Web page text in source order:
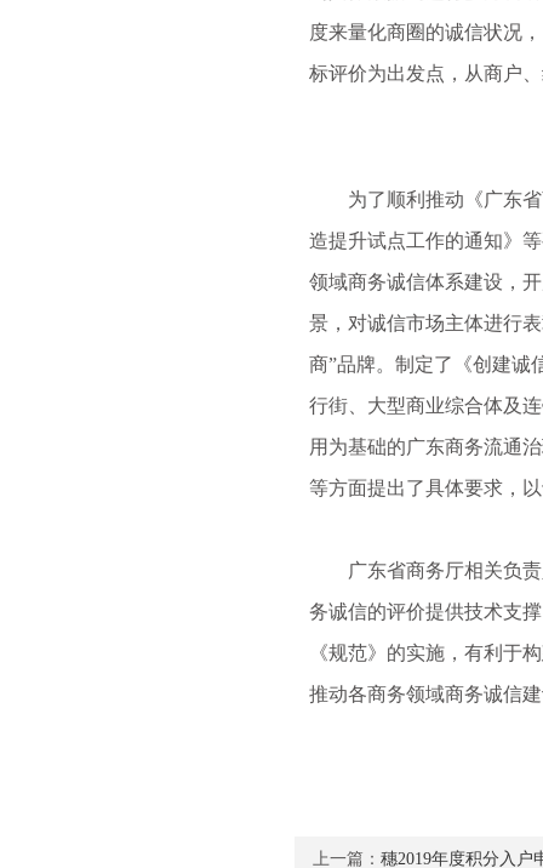
度来量化商圈的诚信状况
标评价为出发点，从商户
为了顺利推动《广东省
造提升试点工作的通知》
领域商务诚信体系建设，
景，对诚信市场主体进行
商”品牌。制定了《创建诚
行街、大型商业综合体及
用为基础的广东商务流通
等方面提出了具体要求，
广东省商务厅相关负责
务诚信的评价提供技术支
《规范》的实施，有利于
推动各商务领域商务诚信
上一篇： 穗2019年度积分入户